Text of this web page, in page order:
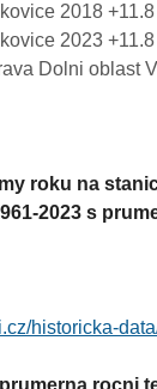
2018 +11.8
2023 +11.8
Dolni oblast
roku na
2023 s
historicka-